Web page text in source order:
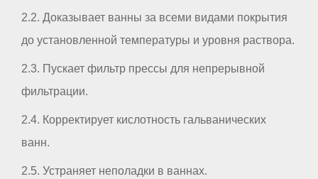
2.2. Доказывает ванны за всеми видами покрытия
до установленной температуры и уровня раствора.
2.3. Пускает фильтр прессы для непрерывной
фильтрации.
2.4. Корректирует кислотность гальванических
ванн.
2.5. Устраняет неполадки в ваннах.